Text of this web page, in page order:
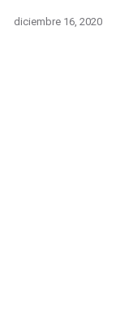
diciembre 16, 2020